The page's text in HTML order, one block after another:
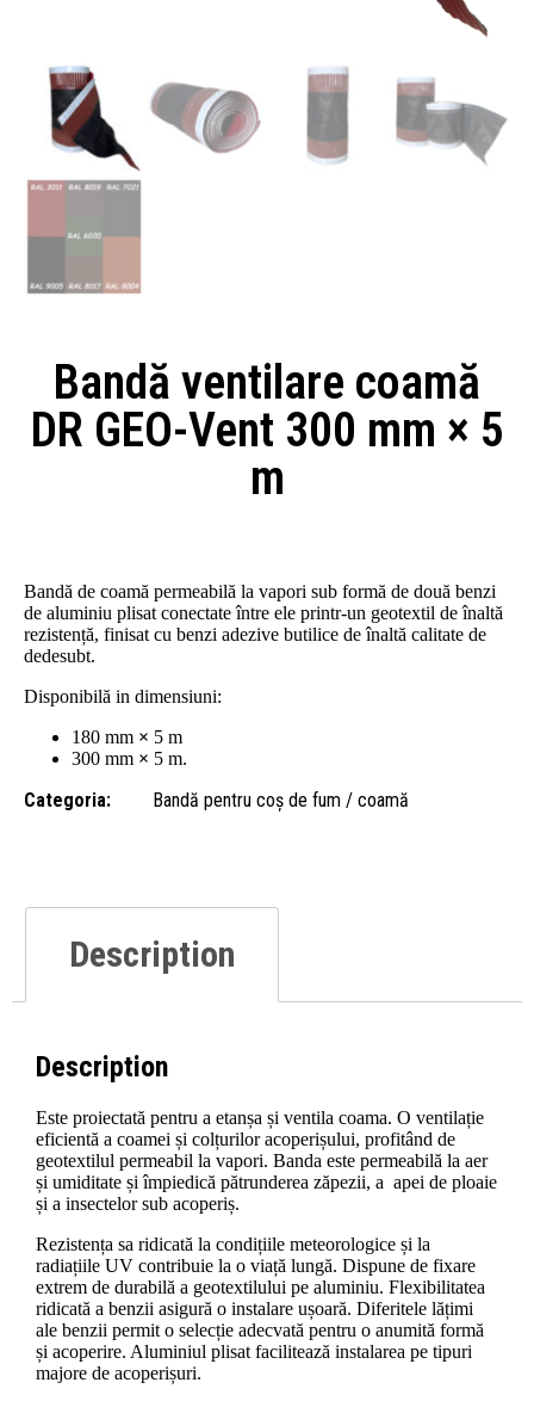
Bandă ventilare coamă
DR GEO-Vent 300 mm × 5
m
Bandă de coamă permeabilă la vapori sub formă de două benzi
de aluminiu plisat conectate între ele printr-un geotextil de înaltă
rezistență, finisat cu benzi adezive butilice de înaltă calitate de
dedesubt.
Disponibilă in dimensiuni:
180 mm × 5 m
300 mm × 5 m.
Categoria: Bandă pentru coș de fum / coamă
Description
Description
Este proiectată pentru a etanșa și ventila coama. O ventilație
eficientă a coamei și colțurilor acoperișului, profitând de
geotextilul permeabil la vapori. Banda este permeabilă la aer
și umiditate și împiedică pătrunderea zăpezii, a apei de ploaie
și a insectelor sub acoperiș.
Rezistența sa ridicată la condițiile meteorologice și la
radiațiile UV contribuie la o viață lungă. Dispune de fixare
extrem de durabilă a geotextilului pe aluminiu. Flexibilitatea
ridicată a benzii asigură o instalare ușoară. Diferitele lățimi
ale benzii permit o selecție adecvată pentru o anumită formă
și acoperire. Aluminiul plisat facilitează instalarea pe tipuri
majore de acoperișuri.